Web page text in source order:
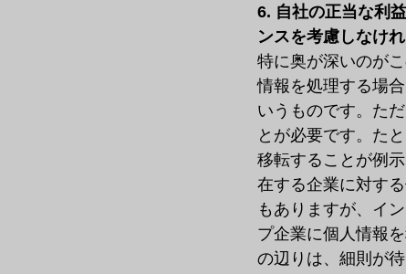
6. 自社の正当な利
ンスを考慮しなけれ
特に奥が深いのが
情報を処理する場
いうものです。た
とが必要です。た
移転することが例
在する企業に対す
もありますが、イ
プ企業に個人情報
の辺りは、細則が